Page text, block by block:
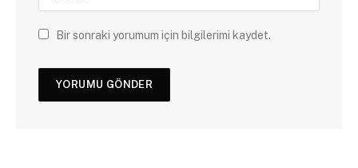
Bir sonraki yorumum için bilgilerimi kaydet.